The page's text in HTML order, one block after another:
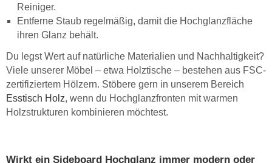
Reiniger.
Entferne Staub regelmäßig, damit die Hochglanzfläche
ihren Glanz behält.
Du legst Wert auf natürliche Materialien und Nachhaltigkeit?
Viele unserer Möbel – etwa Holztische – bestehen aus FSC-
zertifiziertem Hölzern. Stöbere gern in unserem Bereich
Esstisch Holz, wenn du Hochglanzfronten mit warmen
Holzstrukturen kombinieren möchtest.
Wirkt ein Sideboard Hochglanz immer modern oder